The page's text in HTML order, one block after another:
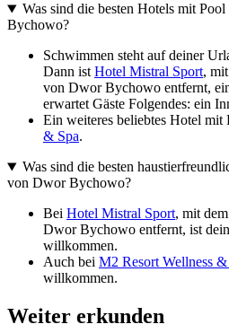
Was sind die besten Hotels mit
Bychowo?
Schwimmen steht auf deiner
Dann ist Hotel Mistral Sport,
von Dwor Bychowo entfernt,
erwartet Gäste Folgendes: ein
Ein weiteres beliebtes Hotel mit
& Spa.
Was sind die besten
von Dwor Bychowo?
Bei Hotel Mistral Sport, mit
Dwor Bychowo entfernt, ist
willkommen.
Auch bei M2 Resort Wellness &
willkommen.
Weiter erkunden